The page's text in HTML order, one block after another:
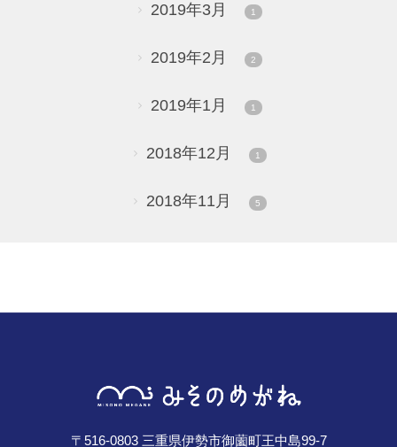
2019年3月 1
2019年2月 2
2019年1月 1
2018年12月 1
2018年11月 5
〒516-0803 三重県伊勢市御薗町王中島99-7